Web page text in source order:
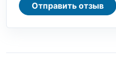
Отправить отзыв